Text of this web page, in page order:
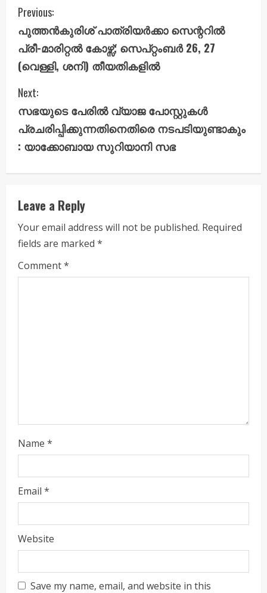
C
o
n
t
i
n
R
e
a
Previous:
പുത്തൻകുരിശ് പാത്രിയർക്കാ സെന്ററിൽ
പ്രീ-മാരിറ്റൽ കോഴ്സ്; സെപ്റ്റംബർ 26, 27
(വെള്ളി, ശനി) തീയതികളിൽ
Next:
സഭയുടെ പേരില്‍ വ്യാജ പോസ്റ്റുകള്‍
പ്രചരിപ്പിക്കുന്നതിനെതിരെ നടപടിയുണ്ടാകും
: യാക്കോബായ സുറിയാനി സഭ
Leave a Reply
Your email address will not be published. Required
fields are marked *
Comment*
Name *
Email *
Website
Save my name, email, and website in this